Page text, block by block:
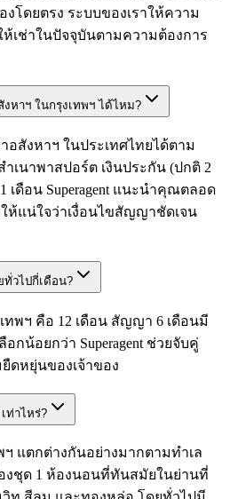
งโดยตรง ระบบของเราให้ความ
เช่าในปัจจุบันตามความต้องการ
หาฯ ในกรุงเทพฯ ได้ไหม?
อสังหาฯ ในประเทศไทยได้ตาม
เนาพาสปอร์ต เงินประกัน (ปกติ 2
เดือน Superagent แนะนำคุณตลอด
ห้แน่ใจว่าเงื่อนไขสัญญาชัดเจน
ทั่วไปกี่เดือน?
พฯ คือ 12 เดือน สัญญา 6 เดือนมี
กน้อยกว่า Superagent ช่วยจับคู่
ดหยุ่นของเจ้าของ
ท่าไหร่?
ฯ แตกต่างกันอย่างมากตามทำเล
ชุด 1 ห้องนอนที่ทันสมัยในย่านที่